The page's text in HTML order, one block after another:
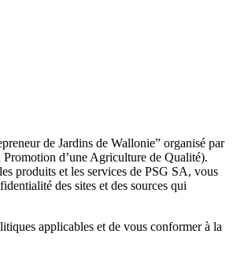
de Jardins de Wallonie” organisé par
d’une Agriculture de Qualité).
produits et les services de PSG SA, vous
des sites et des sources qui
applicables et de vous conformer à la